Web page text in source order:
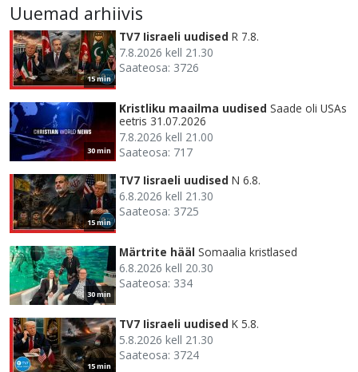
Uuemad arhiivis
15 min
TV7 Iisraeli uudised R 7.8.
7.8.2026 kell 21.30
Saateosa: 3726
30 min
Kristliku maailma uudised Saade oli USAs
eetris 31.07.2026
7.8.2026 kell 21.00
Saateosa: 717
15 min
TV7 Iisraeli uudised N 6.8.
6.8.2026 kell 21.30
Saateosa: 3725
30 min
Märtrite hääl Somaalia kristlased
6.8.2026 kell 20.30
Saateosa: 334
15 min
TV7 Iisraeli uudised K 5.8.
5.8.2026 kell 21.30
Saateosa: 3724